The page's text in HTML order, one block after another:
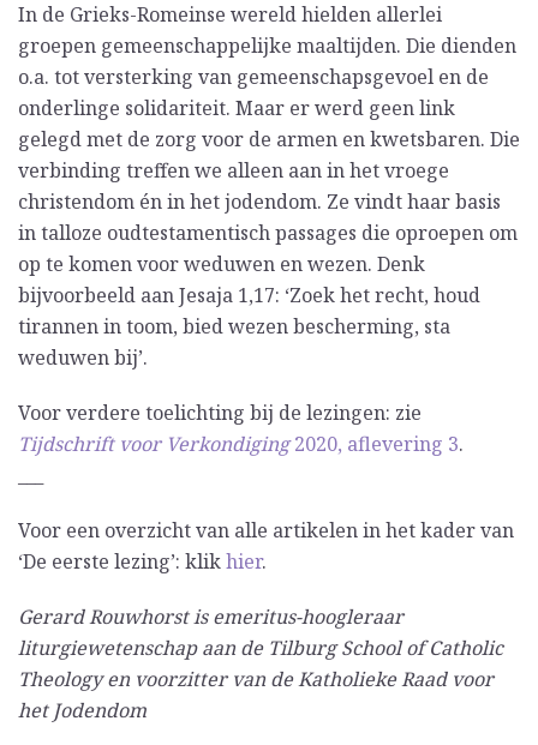
In de Grieks-Romeinse wereld hielden allerlei
groepen gemeenschappelijke maaltijden. Die dienden
o.a. tot versterking van gemeenschapsgevoel en de
onderlinge solidariteit. Maar er werd geen link
gelegd met de zorg voor de armen en kwetsbaren. Die
verbinding treffen we alleen aan in het vroege
christendom én in het jodendom. Ze vindt haar basis
in talloze oudtestamentisch passages die oproepen om
op te komen voor weduwen en wezen. Denk
bijvoorbeeld aan Jesaja 1,17: ‘Zoek het recht, houd
tirannen in toom, bied wezen bescherming, sta
weduwen bij’.
Voor verdere toelichting bij de lezingen: zie
Tijdschrift voor Verkondiging2020, aflevering 3.
Voor een overzicht van alle artikelen in het kader van
‘De eerste lezing’: klikhier.
Gerard Rouwhorst is emeritus-hoogleraar
liturgiewetenschap aan de Tilburg School of Catholic
Theology en voorzitter van de Katholieke Raad voor
het Jodendom